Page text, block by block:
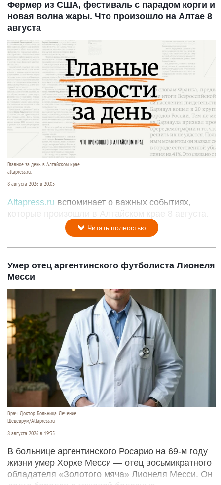
Фермер из США, фестиваль с парадом корги и
новая волна жары. Что произошло на Алтае 8
августа
Главное за день в Алтайском крае.
altapress.ru.
8 августа 2026 в 20:05
Altapress.ru вспоминает о важных событиях,
которые произошли в Алтайском крае 8 августа.
Читать полностью
Умер отец аргентинского футболиста Лионеля
Месси
Врач. Доктор. Больница. Лечение
Шедеврум/Altapress.ru
8 августа 2026 в 19:35
В больнице аргентинского Росарио на 69-м году
жизни умер Хорхе Месси — отец восьмикратного
обладателя «Золотого мяча» Лионеля Месси. Он